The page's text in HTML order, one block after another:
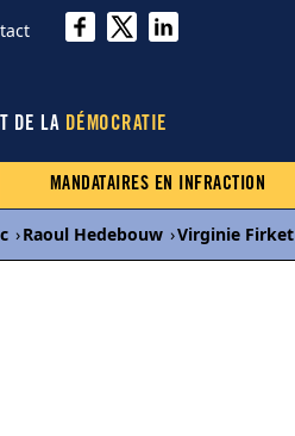
DE LA DÉMOCRATIE
MANDATAIRES EN INFRACTION
›Raoul Hedebouw ›Virginie Firket